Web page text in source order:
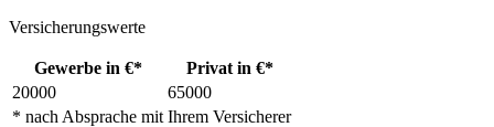
Versicherungswerte
Gewerbe in €* Privat in €*
* nach Absprache mit Ihrem Versicherer
20000 65000